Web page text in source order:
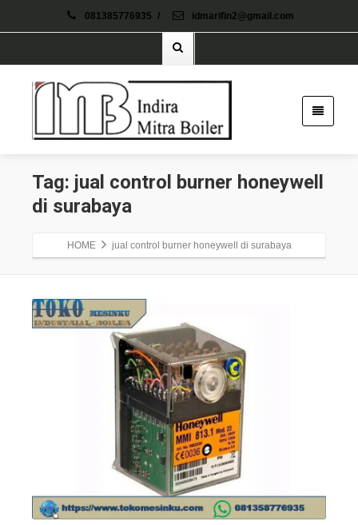
081385776935 / idmarifin2@gmail.com
Tag: jual control burner honeywell
di surabaya
HOME jual control burner honeywell di surabaya